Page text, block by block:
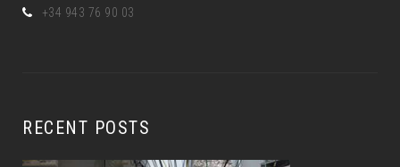
+34 943 76 90 03
RECENT POSTS